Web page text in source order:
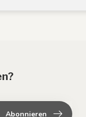
Abonnieren